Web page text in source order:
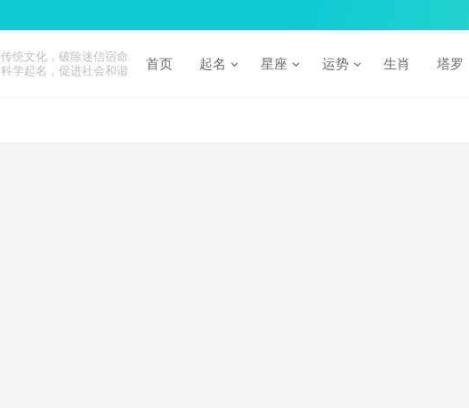
统文化，破除迷信宿命
学起名，促进社会和谐
首页 起名 星座 运势 生肖 塔罗